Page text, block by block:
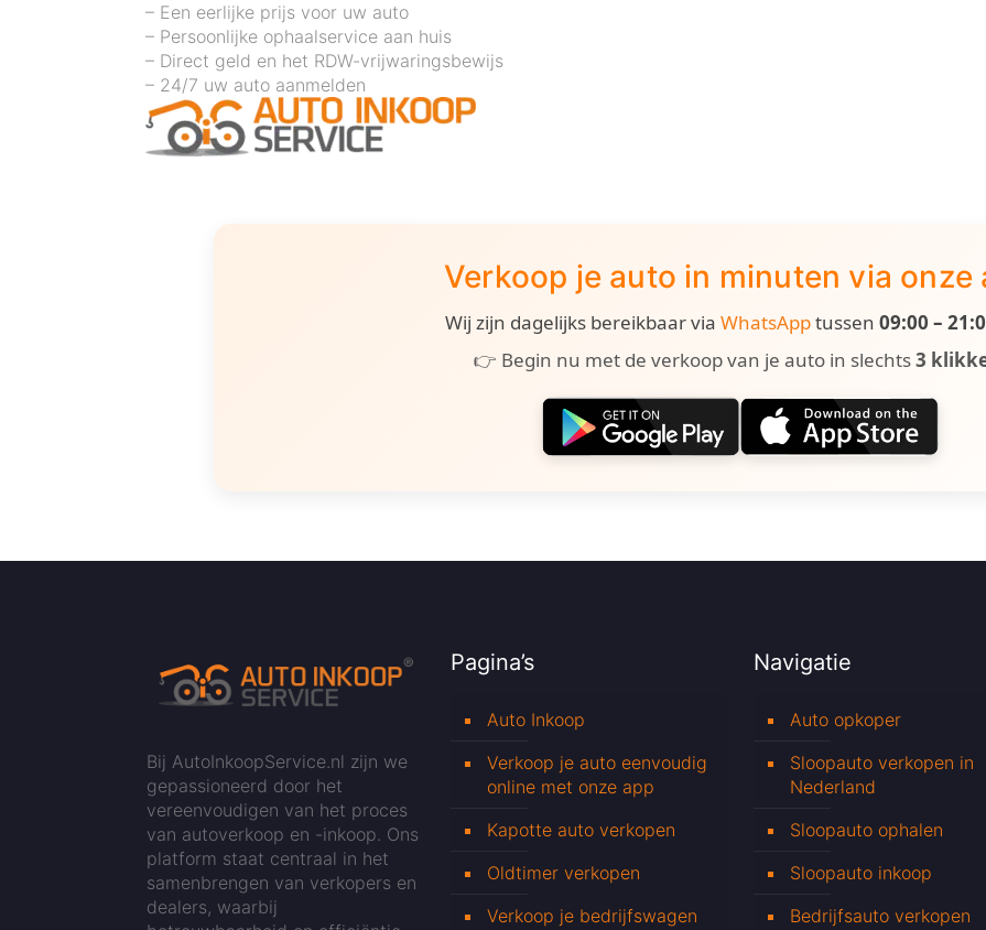
– Een eerlijke prijs voor uw auto
– Persoonlijke ophaalservice aan huis
– Direct geld en het RDW-vrijwaringsbewijs
– 24/7 uw auto aanmelden
Verkoop je auto in minuten via onze
Wij zijn dagelijks bereikbaar via WhatsApptussen 09:00 –
👉 Begin nu met de verkoop van je auto in slechts3
Bij AutoInkoopService.nl zijn we
gepassioneerd door het
vereenvoudigen van het proces
van autoverkoop en -inkoop. Ons
platform staat centraal in het
samenbrengen van verkopers en
dealers, waarbij
Pagina’s
Auto Inkoop
Verkoop je auto eenvoudig
online met onze app
Kapotte auto verkopen
Oldtimer verkopen
Verkoop je bedrijfswagen
Navigatie
Auto opkoper
Sloopauto verkopen in
Nederland
Sloopauto ophalen
Sloopauto inkoop
Bedrijfsauto verkopen